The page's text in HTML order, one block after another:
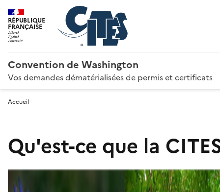
RÉPUBLIQUE
FRANÇAISE
Convention de Washington
Vos demandes dématérialisées de permis et certificats
Accueil
Qu'est-ce que la